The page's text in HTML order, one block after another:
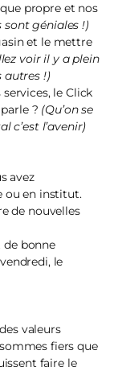
propre et nos
sont géniales !)
et le mettre
voir il y a plein
autres !)
le Click
? (Qu’on se
c’est l’avenir)
avez
ou en institut.
de nouvelles
de bonne
le
valeurs
fiers que
faire le